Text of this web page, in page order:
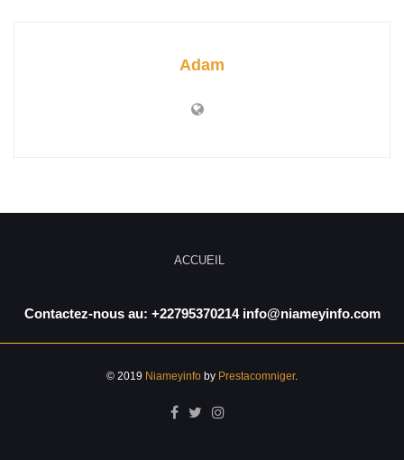
Adam
ACCUEIL
Contactez-nous au: +22795370214 info@niameyinfo.com
© 2019 Niameyinfo by Prestacomniger.